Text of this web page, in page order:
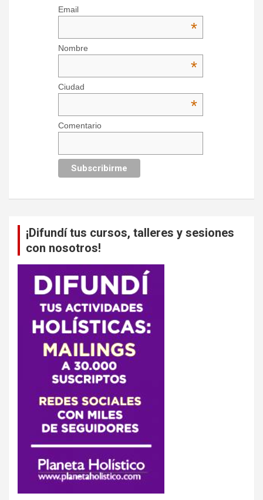
Email
*
Nombre
*
Ciudad
*
Comentario
¡Difundí tus cursos, talleres y sesiones
con nosotros!